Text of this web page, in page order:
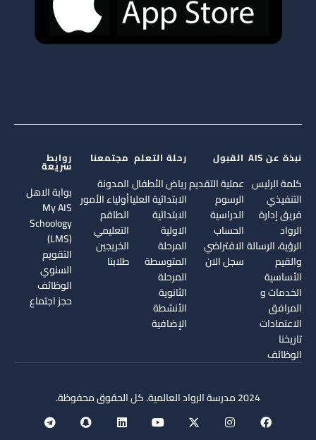
نبذة عن AIS
كلمة الرئيس
التنفيذي
فريق إدارة
الرواد
الرؤية، الرسالة
والقيم
الأساسية
الخدمات و
المرافق
الاعتمادات
تاريخنا
الوظائف
القبول
عملية التقديم
الرسوم
الدراسية
الحساب
الافتراضي
سجل الان
رحلة التعلم
رياض الأطفال
الابتدائية العليا
الابتدائية
الاولية
المرحلة
المتوسطة
المرحلة
الثانوية
الأنشطة
الإضافية
مجتمعنا
المدونة
أولياء الأمور
الطاقم
التعليمي
الخريجين
طلابنا
روابط
سريعة
بوابة الاهل
My AIS
Schoology
(LMS)
التقويم
السنوي
الوظائف
حجز اجتماع
2024 مدرسة الرواد العالمية. كل الحقوق محفوظة.